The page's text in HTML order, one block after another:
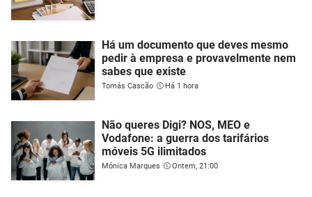
Há um documento que deves mesmo
pedir à empresa e provavelmente nem
sabes que existe
Tomás Cascão Há 1 hora
Não queres Digi? NOS, MEO e
Vodafone: a guerra dos tarifários
móveis 5G ilimitados
Mónica Marques Ontem, 21:00